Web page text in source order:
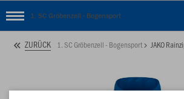
1. SC Gröbenzell - Bogensport
ZURÜCK 1. SC Gröbenzell - Bogensport JAKO